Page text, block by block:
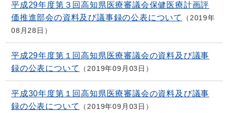
平成29年度第３回高知県医療審議会保健医療計画評
価推進部会の資料及び議事録の公表について
2019年
08月28日
平成29年度第１回高知県医療審議会の資料及び議事
録の公表について
2019年09月03日
平成30年度第１回高知県医療審議会の資料及び議事
録の公表について
2019年09月03日